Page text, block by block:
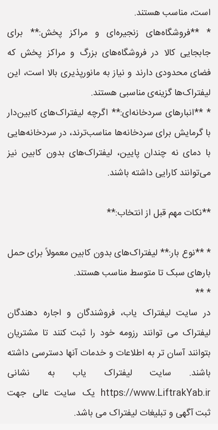
است، مناسب هستند.
* **فروشگاه‌های زنجیره‌ای و مراکز پخش:** برای
جابجایی کالا در فروشگاه‌های بزرگ و مراکز پخش که
فضای محدودی دارند و نیاز به مانورپذیری بالا است، این
لیفتراک‌ها گزینه‌ی مناسبی هستند.
* **انبارهای سردخانه‌ای:** اگرچه لیفتراک‌های کابین‌دار
با گرمایش برای سردخانه‌ها مناسب‌ترند، در سردخانه‌هایی
با دمای نه چندان پایین، لیفتراک‌های بدون کابین نیز
می‌توانند کارایی داشته باشند.
**نکات مهم قبل از انتخاب:**
* **نوع بار:** لیفتراک‌های بدون کابین معمولاً برای حمل
بارهای سبک تا متوسط مناسب هستند.
* **
در سایت لیفتراک یاب، فروشندگان و اجاره دهندگان
لیفتراک می توانند رزومه خود را ثبت کنند تا مشتریان
بتوانند آسان تر به اطلاعات و خدمات آنها دسترسی داشته
باشند. سایت لیفتراک یاب به نشانی
https://www.LiftrakYab.ir یک سایت عالی جهت
ثبت آگهی و تبلیغات لیفتراک می باشد.